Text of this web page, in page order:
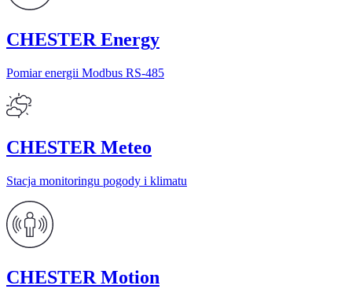
CHESTER Energy
Pomiar energii Modbus RS-485
CHESTER Meteo
Stacja monitoringu pogody i klimatu
CHESTER Motion